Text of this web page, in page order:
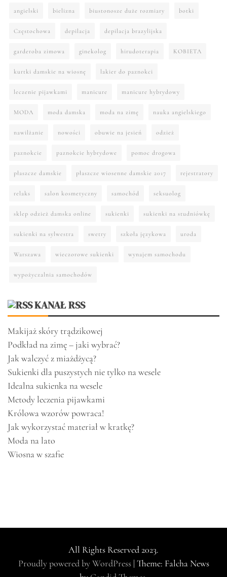
angielski bielizna biustonosze duże rozmiary botki
Częstochowa depilacja depilacja brazylijska
garderoba zimowa ginekolog hirudoterapia KOBIETA
kurtki damskie na wiosnę lakier do paznokci
leczenie pijawkami manicure manicure hybrydowy
MODA moda damska moda na zimę nauka angielskiego
nawilżanie nowości obuwie na jesień odzież
paznokcie paznokcie hybrydowe pomoc drogowa
płaszcze damskie płaszcze wiosenne damskie 2017 rejestratory
relaks salon kosmetyczny samochód seksuolog
sklep odzież damska online sukienki sukienki na studniówkę
sukienki na sylwestra swetry szkoła językowa uroda
Warszawa wieczorowe sukienki wynajem samochodu
wypożyczalnia samochodów
KANAŁ RSS
Makijaż skóry trądzikowej
Podkład na zimę – jaki wybrać?
Jak walczyć z miażdżycą?
Sukienki dla puszystych nie tylko na wesele
Idealna sukienka na wesele
Metody leczenia pijawkami
Królowa wzorów powraca!
Jak wykorzystać materiał w kratkę?
Moda na lato
Wiosna w szafie
All Rights Reserved 2023.
Proudly powered by WordPress | Theme: Falcha News